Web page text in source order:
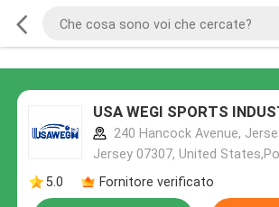
USA WEGI SPORTS
240 Hancock Avenue,
Jersey 07307, United
5.0
Fornitore verificato